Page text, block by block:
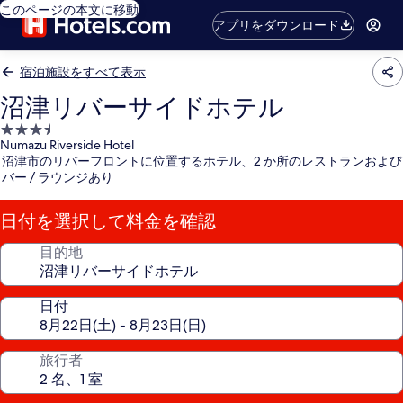
このページの本文に移動
アプリをダウンロード
宿泊施設をすべて表示
沼津リバーサイドホテル
3.5
つ
星
泊
施
設
Numazu Riverside Hotel
沼津市のリバーフロントに位置するホテル、2 か所のレストランおよび
バー / ラウンジあり
日付を選択して料金を確認
目的地
日付
旅行者